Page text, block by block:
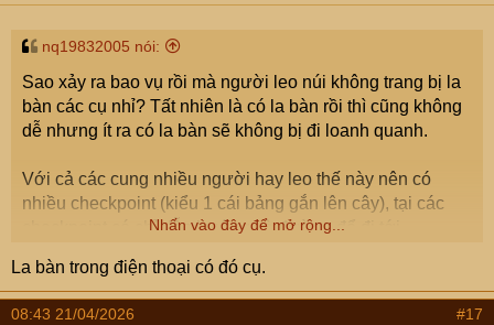
s
nq19832005 nói:
Sao xảy ra bao vụ rồi mà người leo núi không trang bị la
bàn các cụ nhỉ? Tất nhiên là có la bàn rồi thì cũng không
dễ nhưng ít ra có la bàn sẽ không bị đi loanh quanh.
Với cả các cung nhiều người hay leo thế này nên có
nhiều checkpoint (kiểu 1 cái bảng gắn lên cây), tại các
checkpoint có chỉ dẫn hướng và đường để đi tới
nào thì phải để lại đánh dấu, để lúc tìm thì biết là đã tới
gần checkpoint nào nhất ..
Nhấn vào đây để mở rộng...
La bàn trong điện thoại có đó cụ.
08:43 21/04/2026 #17